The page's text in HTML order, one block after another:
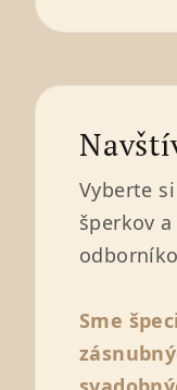
Vyberte
šperkov
Sme